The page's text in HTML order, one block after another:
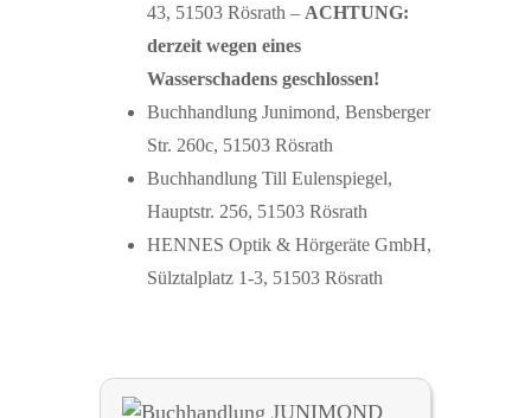
43, 51503 Rösrath – ACHTUNG:
derzeit wegen eines
Wasserschadens geschlossen!
Buchhandlung Junimond, Bensberger
Str. 260c, 51503 Rösrath
Buchhandlung Till Eulenspiegel,
Hauptstr. 256, 51503 Rösrath
HENNES Optik & Hörgeräte GmbH,
Sülztalplatz 1-3, 51503 Rösrath